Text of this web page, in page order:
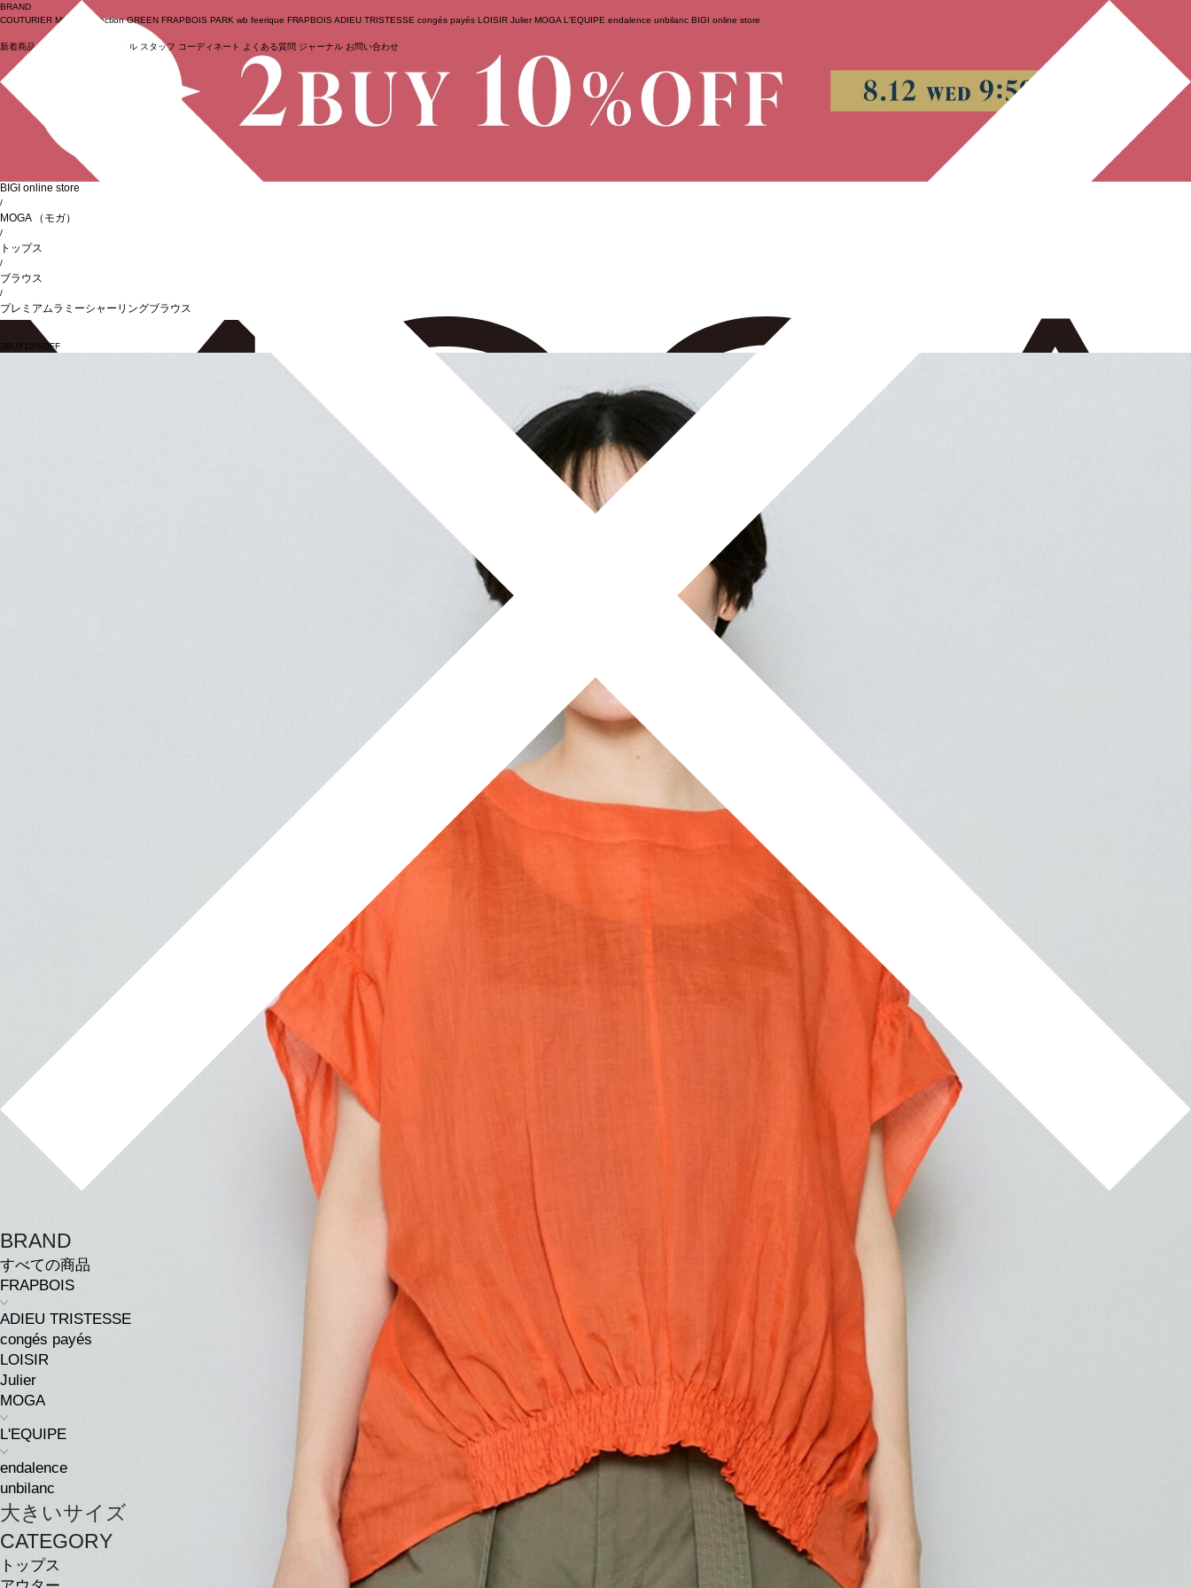
ログイン
BRAND
COUTURIER MOGA Collection GREEN FRAPBOIS PARK wb feerique FRAPBOIS ADIEU TRISTESSE congés payés LOISIR Julier MOGA L'EQUIPE endalence unbilanc BIGI online store
新着商品 (ライブ) セール スタッフ コーディネート よくある質問 ジャーナル お問い合わせ
BRAND
すべての商品
FRAPBOIS
ADIEU TRISTESSE
congés payés
LOISIR
Julier
MOGA
L'EQUIPE
endalence
unbilanc
大きいサイズ
CATEGORY
トップス
BIGI online store
/
MOGA （モガ）
/
トップス
/
ブラウス
/
プレミアムラミーシャーリングブラウス
2BUY10%OFF